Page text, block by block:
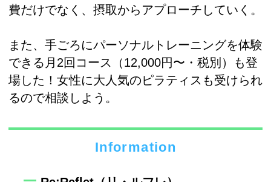
費だけでなく、摂取からアプローチしていく。
また、手ごろにパーソナルトレーニングを体験
できる月2回コース（12,000円〜・税別）も登
場した！女性に大人気のピラティスも受けられ
るので相談しよう。
Information